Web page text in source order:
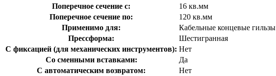
Поперечное сечение с:
16 кв.мм
Поперечное сечение по:
120 кв.мм
Применимо для:
Кабельные концевые гильзы
Прессформа:
Шестигранная
С фиксацией (для механических инструментов): Нет
Со сменными вставками:
Да
С автоматическим возвратом:
Нет